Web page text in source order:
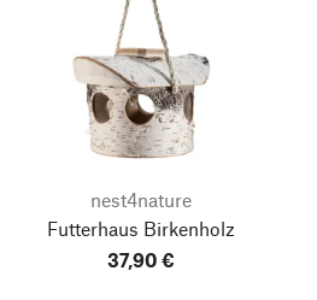
nest4nature
Futterhaus Birkenholz
37,90 €